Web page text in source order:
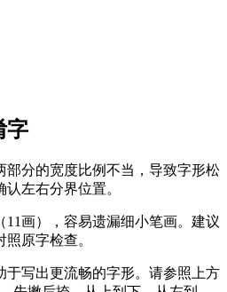
字
部分的宽度比例不当，导致字形松
左右分界位置。
11画），容易遗漏细小笔画。建议
原字检查。
于写出更流畅的字形。请参照上方